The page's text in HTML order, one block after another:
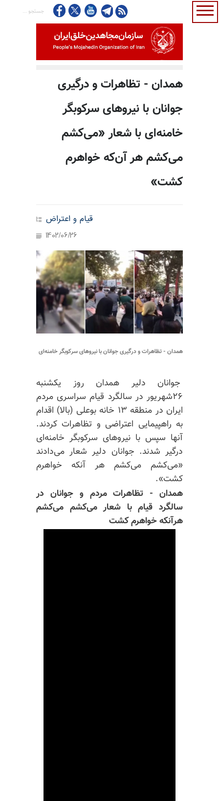
همدان - تظاهرات و درگیری
جوانان با نیروهای سرکوبگر
خامنه‌ای با شعار «می‌کشم
می‌کشم هر آن‌که خواهرم
کشت»
قیام و اعتراض
1402/06/26
همدان - تظاهرات و درگیری جوانان با نیروهای سرکوبگر خامنه‌ای
جوانان دلیر همدان روز یکشنبه
۲۶شهریور در سالگرد قیام سراسری مردم
ایران در منطقه ۱۳ خانه بوعلی (بالا) اقدام
به راهپیمایی اعتراضی و تظاهرات کردند.
آنها سپس با نیروهای سرکوبگر خامنه‌ای
درگیر شدند. جوانان دلیر شعار می‌دادند
«می‌کشم می‌کشم هر آنکه خواهرم
کشت».
همدان - تظاهرات مردم و جوانان در
سالگرد قیام با شعار می‌کشم می‌کشم
هرآنکه خواهرم کشت